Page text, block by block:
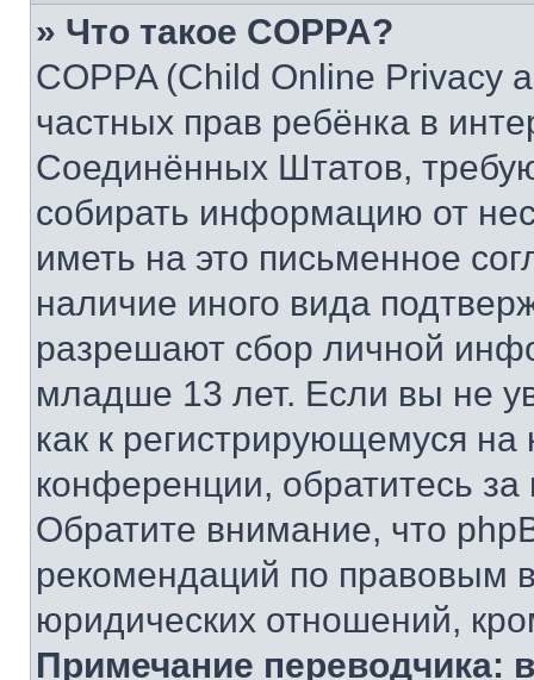
» Что такое COPPA?
COPPA (Child Online Privacy
частных прав ребёнка в
Соединённых Штатов,
собирать информацию от
иметь на это письменное
наличие иного вида
разрешают сбор личной
младше 13 лет. Если вы не
как к регистрирующемуся
конференции, обратитесь
Обратите внимание, что
рекомендаций по правовым
юридических отношений,
Примечание переводчика: